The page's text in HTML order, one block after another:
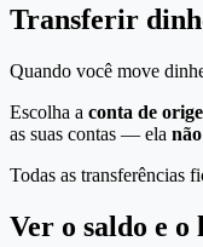
Transferir
Quando você move
Escolha a conta de
as suas contas — ela não
Todas as transferências
Ver o saldo e